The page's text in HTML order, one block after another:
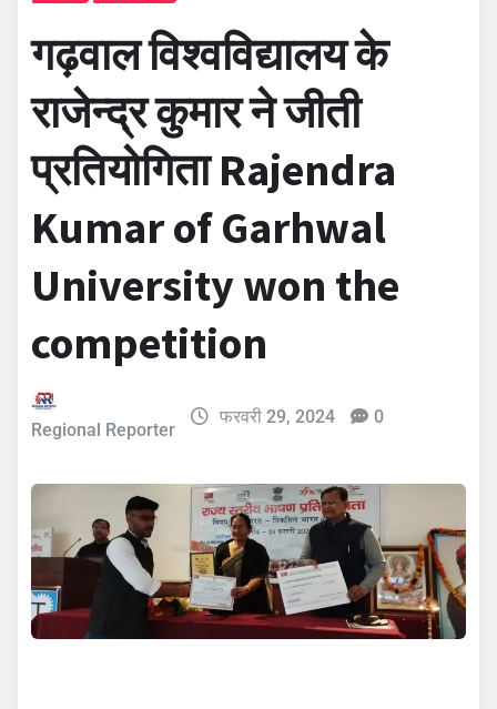
गढ़वाल विश्वविद्यालय के
राजेन्द्र कुमार ने जीती
प्रतियोगिता Rajendra
Kumar of Garhwal
University won the
competition
Regional Reporter
फरवरी 29, 2024 0